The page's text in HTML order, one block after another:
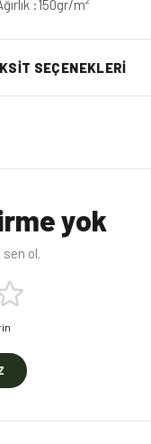
:150gr/m²
SEÇENEKLERI
yok
ol.